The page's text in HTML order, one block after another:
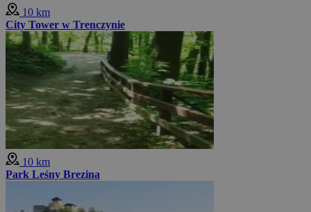
10 km
City Tower w Trenczynie
10 km
Park Leśny Brezina